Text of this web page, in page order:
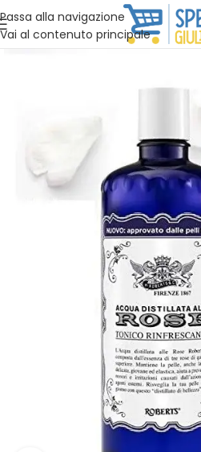
Passa alla navigazione
Vai al contenuto principale
Vuoi assistenza?Clicca qui